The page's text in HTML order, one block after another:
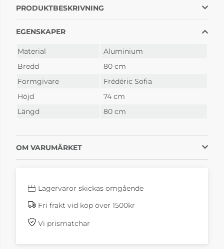
Luxembourg Cedar
Green
Luxembourg Chili
PRODUKTBESKRIVNING
EGENSKAPER
Material
Aluminium
Bredd
80 cm
Formgivare
Frédéric Sofia
Höjd
74 cm
Längd
80 cm
OM VARUMÄRKET
Lagervaror skickas omgående
Fri frakt vid köp över 1500kr
Vi prismatchar